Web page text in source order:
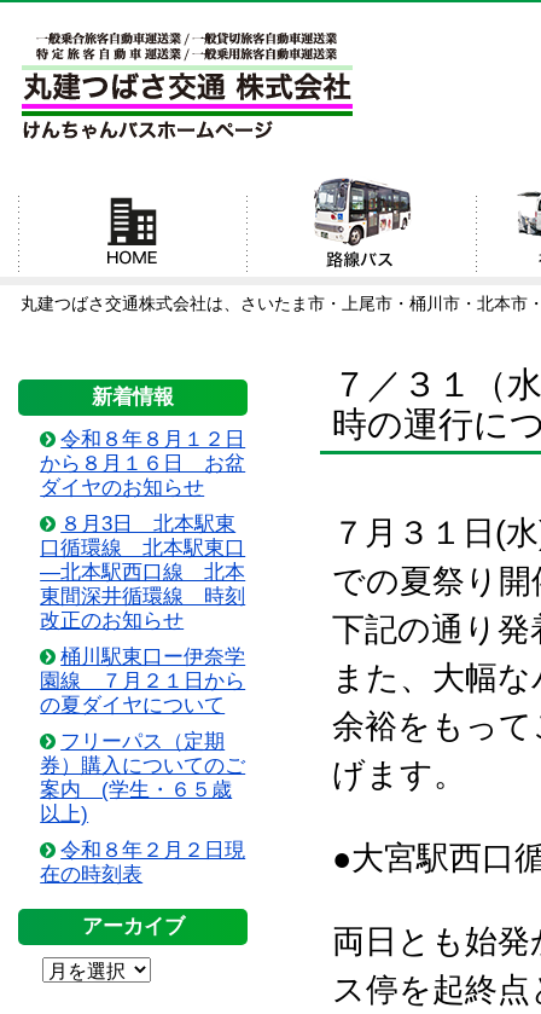
丸建つばさ交通株式会社は、さいたま市・上尾市・桶川市・北本
７／３１（
時の運行に
７月３１日(
での夏祭り
下記の通り
また、大幅
余裕をもっ
げます。
●大宮駅西口
両日とも始
ス停を起終
新着情報
令和８年８月１２日
から８月１６日 お盆
ダイヤのお知らせ
８月3日 北本駅東
口循環線 北本駅東口
―北本駅西口線 北本
東間深井循環線 時刻
改正のお知らせ
桶川駅東口ー伊奈学
園線 ７月２１日から
の夏ダイヤについて
フリーパス（定期
券）購入についてのご
案内 (学生・６５歳
以上)
令和８年２月２日現
在の時刻表
アーカイブ